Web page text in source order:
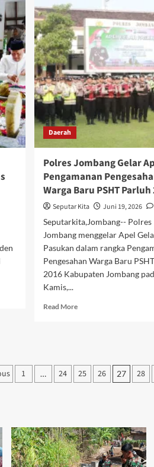
Lintas
Daerah,
Polres
Nganjuk
Panen
Barang
Bukti
Narkoba
dari
Pengembangan
Kasus
Daerah
Polres Jombang Gelar
Pengamanan
Warga Baru PSHT Parluh
Seputar Kita Juni 19, 2026
Seputarkita,Jombang-- Polres
Jombang menggelar Apel
Pasukan dalam rangka
Pengesahan Warga Baru
2016 Kabupaten Jombang
Kamis,...
Read MoreRead
Apel
Pengamanan
PSHT
Parluh
2016
1 … 24 25 26 27 28